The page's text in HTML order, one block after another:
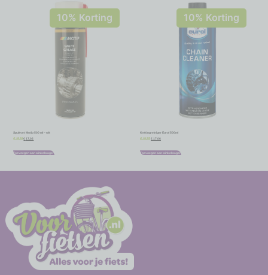
10% Korting
Spuitvet Motip 500 ml – wit
€18,91 € 17,02
Toevoegen aan winkelwagen
10% Korting
Kettingreiniger Eurol 500ml
€ 18,95 € 17,06
Toevoegen aan winkelwagen